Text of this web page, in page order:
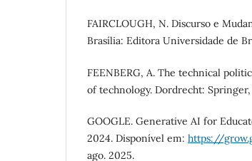
FAIRCLOUGH, N. Discurso e
Brasília: Editora Universidade de
FEENBERG, A. The technical
of technology. Dordrecht: Springer,
GOOGLE. Generative AI for
2024. Disponível em: https://
ago. 2025.